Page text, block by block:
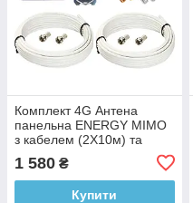
Комплект 4G Антена
панельна ENERGY MIMO
з кабелем (2Х10м) та
перехiдники SMA — 2 шт.
1 580 ₴
Купити